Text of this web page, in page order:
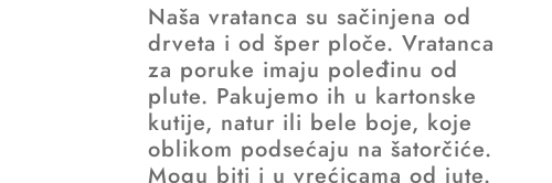
Naša vratanca su sačinjena od
drveta i od šper ploče. Vratanca
za poruke imaju poleđinu od
plute. Pakujemo ih u kartonske
kutije, natur ili bele boje, koje
oblikom podsećaju na šatorčiće.
Mogu biti i u vrećicama od jute.